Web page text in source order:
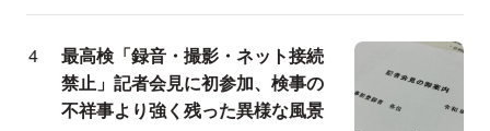
最高検「録音・撮影・ネット接続
禁止」記者会見に初参加、検事の
不祥事より強く残った異様な風景